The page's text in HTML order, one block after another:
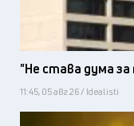
"Не става дума за
11:45, 05 авг 26 / Idealisti